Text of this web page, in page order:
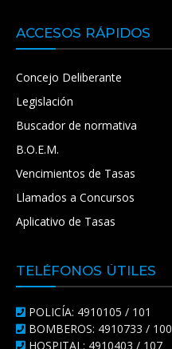
ACCESOS RÁPIDOS
Concejo Deliberante
Legislación
Buscador de normativa
B.O.E.M.
Vencimientos de Tasas
Llamados a Concursos
Aplicativo de Tasas
TELÉFONOS ÚTILES
POLICÍA: 4910105 / 101
BOMBEROS: 4910733 / 100
HOSPITAL: 4910403 / 107